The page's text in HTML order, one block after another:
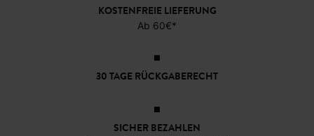
KOSTENFREIE LIEFERUNG
Ab 60€*
30 TAGE RÜCKGABERECHT
SICHER BEZAHLEN